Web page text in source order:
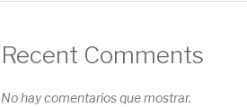
Recent Comments
No hay comentarios que mostrar.